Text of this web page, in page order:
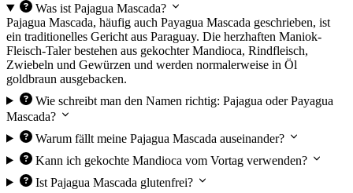
Was ist Pajagua Mascada?
Pajagua Mascada, häufig auch Payagua Mascada geschrieben, ist
ein traditionelles Gericht aus Paraguay. Die herzhaften Maniok-
Fleisch-Taler bestehen aus gekochter Mandioca, Rindfleisch,
Zwiebeln und Gewürzen und werden normalerweise in Öl
goldbraun ausgebacken.
Wie schreibt man den Namen richtig: Pajagua oder Payagua
Mascada?
Warum fällt meine Pajagua Mascada auseinander?
Kann ich gekochte Mandioca vom Vortag verwenden?
Ist Pajagua Mascada glutenfrei?